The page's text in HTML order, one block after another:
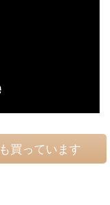
買っています